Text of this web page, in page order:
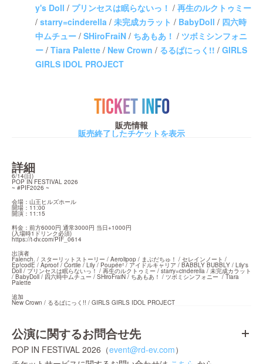
y's Doll / プリンセスは眠らないっ！ / 再生のルクトゥミー
/ starry=cinderella / 未完成カラット / BabyDoll / 四六時
中ムチュー / SHiroFraiN / ちあもあ！ / ツボミシンフォニ
ー / Tiara Palette / New Crown / るるぱにっく!! / GIRLS
GIRLS IDOL PROJECT
TICKET INFO
販売情報
販売終了したチケットを表示
詳細
6/14(日)
POP IN FESTIVAL 2026
~ #PIF2026 ~
会場：山王ヒルズホール
開場：11:00
開演：11:15
料金：前方6000円 通常3000円 当日+1000円
https://t-dv.com/PIF_0614
出演者
Falench. / スターリットストーリー / Aerolipop / まぶだちゅ！ / セレインノート /
Ep!codE / Aproof / Cortile / Lily / Poupée² / アイドルキャリア / BABBLY BUBBLY / Lily's
Doll / プリンセスは眠らないっ！ / 再生のルクトゥミー / starry=cinderella / 未完成カラット
/ BabyDoll / 四六時中ムチュー / SHiroFraiN / ちあもあ！ / ツボミシンフォニー  / Tiara
Palette
追加
New Crown / るるぱにっく!! / GIRLS GIRLS IDOL PROJECT
公演に関するお問合せ先
POP IN FESTIVAL 2026（event@rd-ev.com）